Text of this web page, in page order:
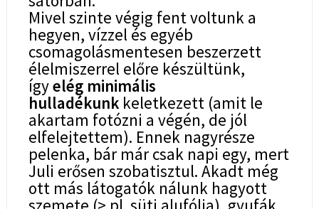
Mivel szinte végig fent voltunk a
hegyen, vízzel és egyéb
csomagolásmentesen beszerzett
élelmiszerrel előre készültünk,
ígyelég minimális
hulladékunkkeletkezett (amit le
akartam fotózni a végén, de jól
elfelejtettem). Ennek nagyrésze
pelenka, bár már csak napi egy, mert
Juli erősen szobatisztul. Akadt még
ott más látogatók nálunk hagyott